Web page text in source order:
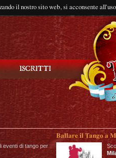
il nostro sito web, si acconsente
eventi di tango per
Ballare il Tango a